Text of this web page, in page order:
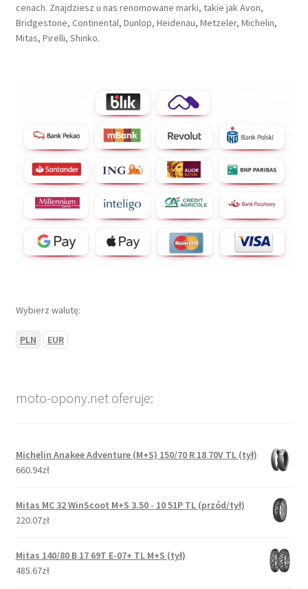
cenach. Znajdziesz u nas renomowane marki, takie jak Avon,
Bridgestone, Continental, Dunlop, Heidenau, Metzeler, Michelin,
Mitas, Pirelli, Shinko.
Wybierz walutę:
PLN EUR
moto-opony.net oferuje:
Michelin Anakee Adventure (M+S) 150/70 R 18 70V TL (tył)
660.94zł
Mitas MC 32 WinScoot M+S 3.50 - 10 51P TL (przód/tył)
220.07zł
Mitas 140/80 B 17 69T E-07+ TL M+S (tył)
485.67zł